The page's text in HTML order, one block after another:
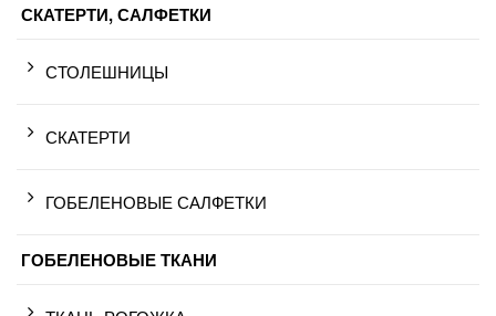
СКАТЕРТИ, САЛФЕТКИ
СТОЛЕШНИЦЫ
СКАТЕРТИ
ГОБЕЛЕНОВЫЕ САЛФЕТКИ
ГОБЕЛЕНОВЫЕ ТКАНИ